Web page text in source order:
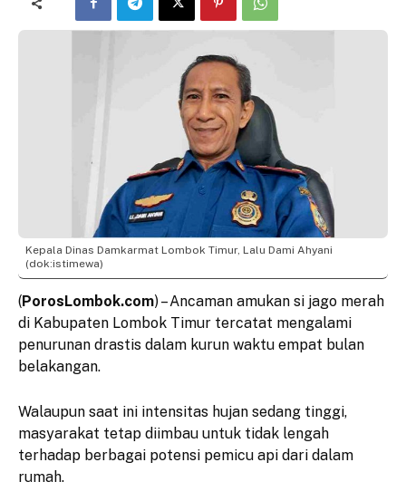
Kepala Dinas Damkarmat Lombok Timur, Lalu Dami Ahyani
(dok:istimewa)
(PorosLombok.com) – Ancaman amukan si jago merah
di Kabupaten Lombok Timur tercatat mengalami
penurunan drastis dalam kurun waktu empat bulan
belakangan.
Walaupun saat ini intensitas hujan sedang tinggi,
masyarakat tetap diimbau untuk tidak lengah
terhadap berbagai potensi pemicu api dari dalam
rumah.